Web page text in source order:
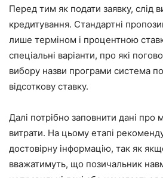
Перед тим як подати заявку, слід
кредитування. Стандартні
лише терміном і процентною
спеціальні варіанти, про які
вибору назви програми система
відсоткову ставку.
Далі потрібно заповнити дані про
витрати. На цьому етапі
достовірну інформацію, так як
вважатимуть, що позичальник